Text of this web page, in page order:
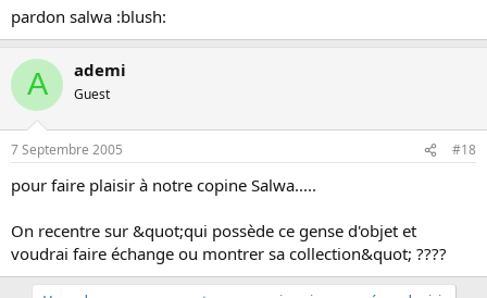
pardon salwa :blush:
A ademi
Guest
7 Septembre 2005 #18
pour faire plaisir à notre copine Salwa.....
On recentre sur &quot;qui possède ce gense d'objet et
voudrai faire échange ou montrer sa collection&quot; ????